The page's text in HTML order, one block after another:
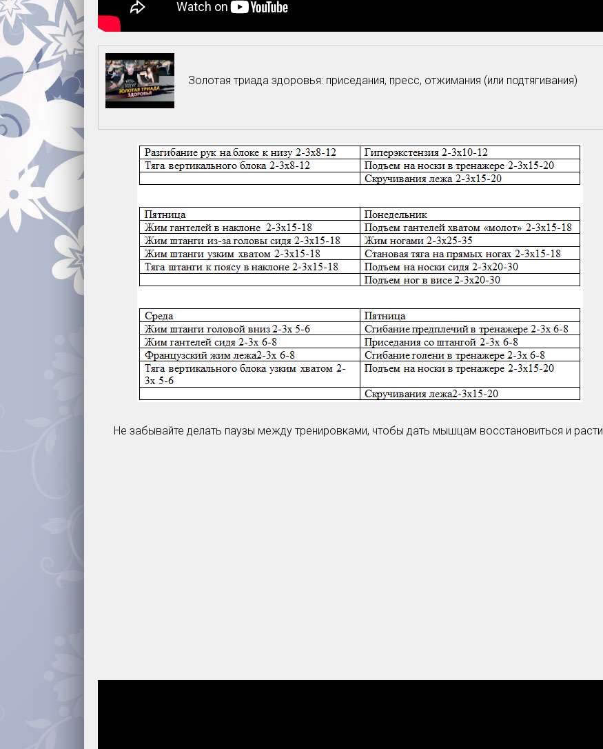
Золотая триада здоровья: приседания, пресс, отжимания (или подтягивания)
Не забывайте делать паузы между тренировками, чтобы дать мышцам восстановиться и расти.